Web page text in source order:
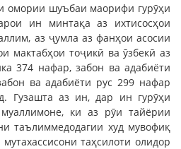
омории шуъбаи маорифи гурӯҳи
ин минтақа аз ихтисосҳои
аз ҷумла аз фанҳои асосии
мактабҳои тоҷикӣ ва ӯзбекӣ аз
374 нафар, забон ва адабиёти
ва адабиёти рус 299 нафар
Гузашта аз ин, дар ин гурӯҳи
ки аз рӯи тайёрии
таълиммедодагии худ мувофиқ
таҳсилоти олидор